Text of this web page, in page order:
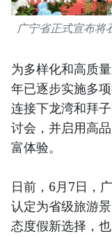
广宁省正式宣布将
为多样化和高质
年已逐步实施多
连接下龙湾和拜
讨会，并启用高
富体验。
日前，6月7日，
认定为省级旅游
态度假新选择，